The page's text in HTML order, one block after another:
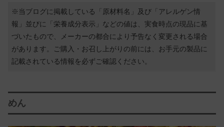
※当ブログに掲載している「原材料名」及び「アレルゲン情
報」並びに「栄養成分表示」などの値は、実食時点の現品に基
づいたもので、メーカーの都合により予告なく変更される場合
があります。ご購入・お召し上がりの前には、お手元の製品に
記載されている情報を必ずご確認ください。
めん